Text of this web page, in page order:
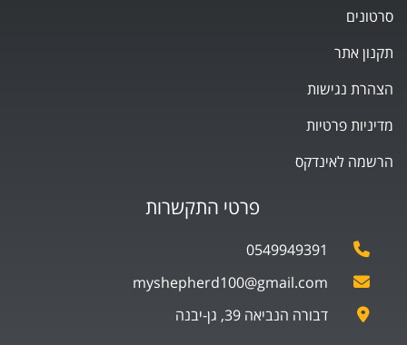
פרטי התקשרות
0549949391
myshepherd100@gmail.com
דבורה הנביאה 39, גן-יבנה
סרטונים
תקנון אתר
הצהרת נגישות
מדיניות פרטיות
הרשמה לאינדקס